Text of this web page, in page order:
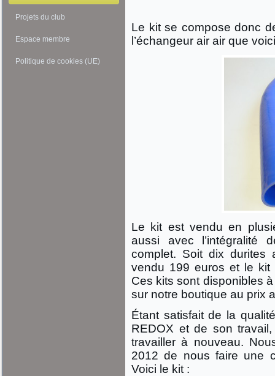
Projets du club
Espace membre
Politique de cookies (UE)
Le kit se compose donc
l’échangeur air air que
Le kit est vendu en
aussi avec l’intégralité
complet. Soit dix
vendu 199 euros et le
Ces kits sont disponibles
sur notre boutique au prix
Étant satisfait de la
REDOX et de son
travailler à nouveau.
2012 de nous faire une
Voici le kit :